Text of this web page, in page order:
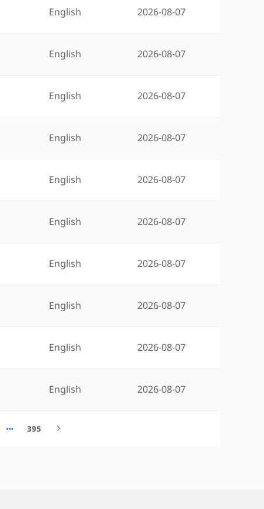
English 2026-08-07
English 2026-08-07
English 2026-08-07
English 2026-08-07
English 2026-08-07
English 2026-08-07
English 2026-08-07
English 2026-08-07
English 2026-08-07
English 2026-08-07
395